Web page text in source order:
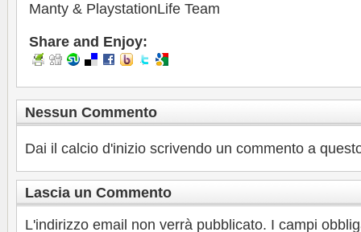
Manty & PlaystationLife Team
Share and Enjoy:
Nessun Commento
Dai il calcio d'inizio scrivendo un commento a
Lascia un Commento
L'indirizzo email non verrà pubblicato. I campi